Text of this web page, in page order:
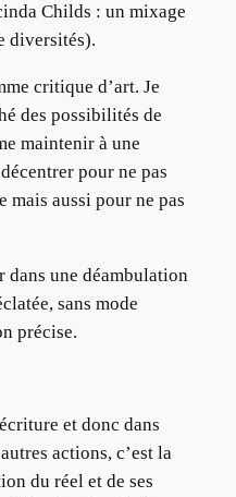
Childs : un mixage
diversités).
critique d’art. Je
des possibilités de
maintenir à une
pour ne pas
mais aussi pour ne pas
dans une déambulation
sans mode
précise.
et donc dans
actions, c’est la
du réel et de ses